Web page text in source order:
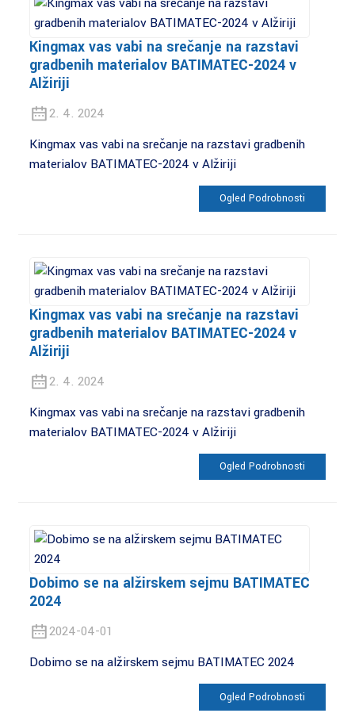
Kingmax vas vabi na srečanje na razstavi
gradbenih materialov BATIMATEC-2024 v
Alžiriji
2. 4. 2024
Kingmax vas vabi na srečanje na razstavi gradbenih
materialov BATIMATEC-2024 v Alžiriji
Ogled Podrobnosti
Kingmax vas vabi na srečanje na razstavi
gradbenih materialov BATIMATEC-2024 v
Alžiriji
2. 4. 2024
Kingmax vas vabi na srečanje na razstavi gradbenih
materialov BATIMATEC-2024 v Alžiriji
Ogled Podrobnosti
Dobimo se na alžirskem sejmu BATIMATEC
2024
2024-04-01
Dobimo se na alžirskem sejmu BATIMATEC 2024
Ogled Podrobnosti